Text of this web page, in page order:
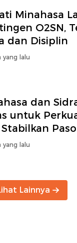
Minahasa
O2SN,
dan Disiplin
yang lalu
dan
untuk
yang lalu
Lainnya